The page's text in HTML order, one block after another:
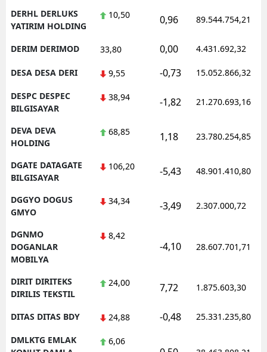
DERHL DERLUKS
YATIRIM HOLDING
10,50 0,96 89.544.754,21
DERIM DERIMOD 33,80 0,00 4.431.692,32
DESA DESA DERI 9,55 -0,73 15.052.866,32
DESPC DESPEC
BILGISAYAR
38,94 -1,82 21.270.693,16
DEVA DEVA
HOLDING
68,85 1,18 23.780.254,85
DGATE DATAGATE
BILGISAYAR
106,20 -5,43 48.901.410,80
DGGYO DOGUS
GMYO
34,34 -3,49 2.307.000,72
DGNMO
DOGANLAR
MOBILYA
8,42
-4,10 28.607.701,71
DIRIT DIRITEKS
DIRILIS TEKSTIL
24,00 7,72 1.875.603,30
DITAS DITAS BDY 24,88 -0,48 25.331.235,80
DMLKTG EMLAK
6,06